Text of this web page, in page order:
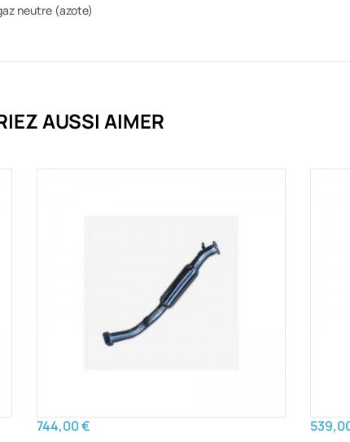
neutre (azote)
AUSSI AIMER
744,00 €